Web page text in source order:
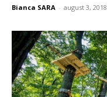
Bianca SARA - august 3, 2018